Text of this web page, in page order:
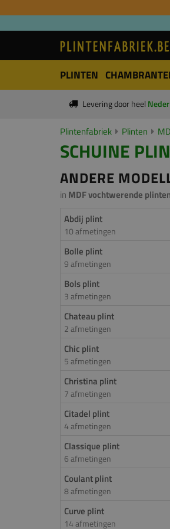
PLINTEN
Levering door heel
Plintenfabriek Plinten
SCHUINE
ANDERE
in MDF vochtwerende
Abdij plint
10 afmetingen
Bolle plint
9 afmetingen
Bols plint
3 afmetingen
Chateau plint
2 afmetingen
Chic plint
5 afmetingen
Christina plint
7 afmetingen
Citadel plint
4 afmetingen
Classique plint
6 afmetingen
Coulant plint
8 afmetingen
Curve plint
14 afmetingen